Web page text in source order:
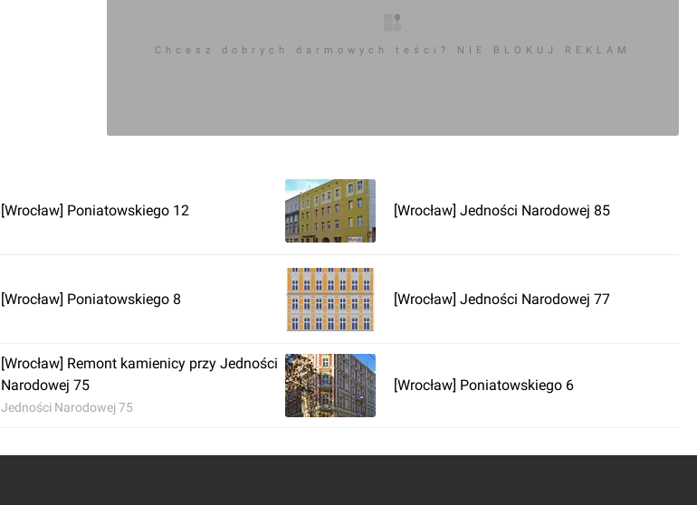
Chcesz dobrych darmowych teści? NIE BLOKUJ REKLAM
[Wrocław] Poniatowskiego 12 [Wrocław] Jedności Narodowej 85
[Wrocław] Poniatowskiego 8 [Wrocław] Jedności Narodowej 77
[Wrocław] Remont kamienicy przy Jedności
Narodowej 75
Jedności Narodowej 75
[Wrocław] Poniatowskiego 6